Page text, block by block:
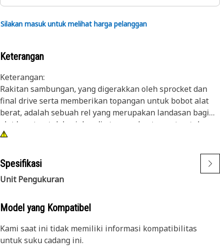
Silakan masuk untuk melihat harga pelanggan
Keterangan
Keterangan:
Rakitan sambungan, yang digerakkan oleh sprocket dan
final drive serta memberikan topangan untuk bobot alat
berat, adalah sebuah rel yang merupakan landasan bagi
alat berat untuk berjalan di atasnya dan tempat untuk
memasang shoe.
Atribut:
Track Tugas Umum dikembangkan untuk menyediakan
opsi yang efisien dari segi biaya untuk alat berat dengan
rendah. Track ini ditawarkan dengan harga awal yang
Undercarriage Cat® didukung oleh Asuransi Undercarriage
dan dibuat oleh Caterpillar serta diperkeras dan
Spesifikasi
Unit Pengukuran
Model yang Kompatibel
Kami saat ini tidak memiliki informasi kompatibilitas
untuk suku cadang ini.